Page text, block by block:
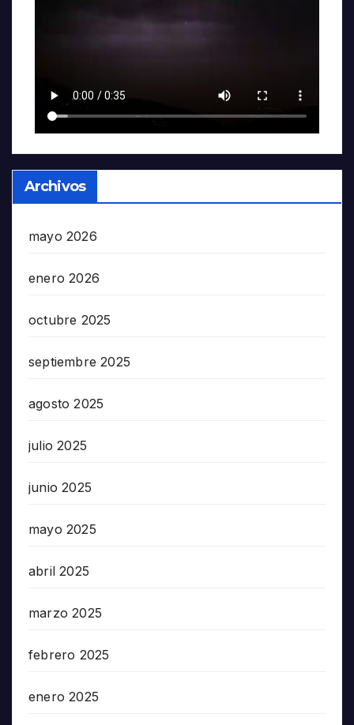
Archivos
mayo 2026
enero 2026
octubre 2025
septiembre 2025
agosto 2025
julio 2025
junio 2025
mayo 2025
abril 2025
marzo 2025
febrero 2025
enero 2025